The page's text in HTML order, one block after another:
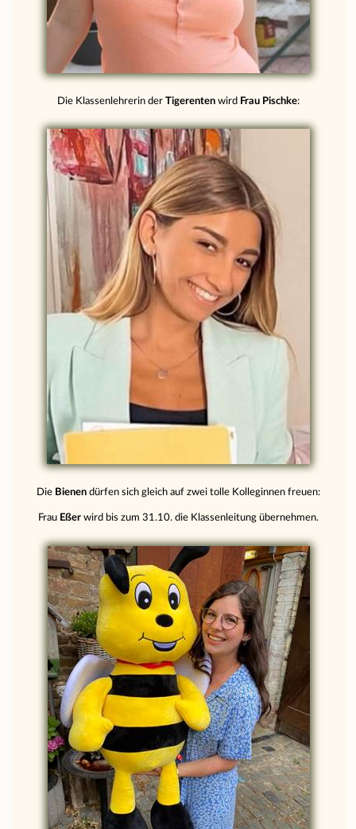
Die Klassenlehrerin derTigerenten wird Frau Pischke:
Die Bienen dürfen sich gleich auf zwei tolle Kolleginnen freuen:
Frau Eßer wird bis zum 31.10. die Klassenleitung übernehmen.